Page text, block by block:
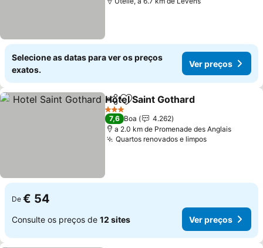
Selecione as datas para ver os preços
exatos.
Ver preços
PartilharAdicionar aos favoritos
Hotel Saint Gothard
3 Estrelas
7,6 Boa
4.262
a 2.0 km de Promenade des Anglais
Quartos renovados e limposVer preços
De € 54
Consulte os preços de 12 sites Ver preços